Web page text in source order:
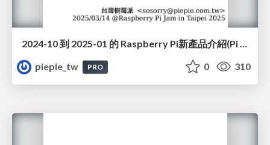
2024-10 到 2025-01 的 Raspberry Pi新產品介紹(Pi 5/16GB, Touch Display 2, Pi 500, Raspberry Pi Monitor, Pico 2W, USB 3 Hub, Raspberry Pi Carbon Removal Credit)(#JAM2025)
piepie_tw
PRO 0 310